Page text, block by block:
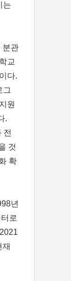
는
분관
교
다.
그
원
.
전
것
확
년
로